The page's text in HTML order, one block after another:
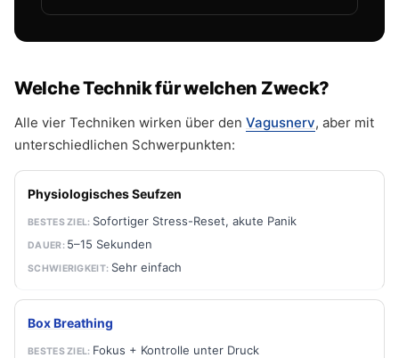
Welche Technik für welchen Zweck?
Alle vier Techniken wirken über den Vagusnerv, aber mit
unterschiedlichen Schwerpunkten:
Physiologisches Seufzen
Sofortiger Stress-Reset, akute Panik
5–15 Sekunden
Sehr einfach
Box Breathing
Fokus + Kontrolle unter Druck